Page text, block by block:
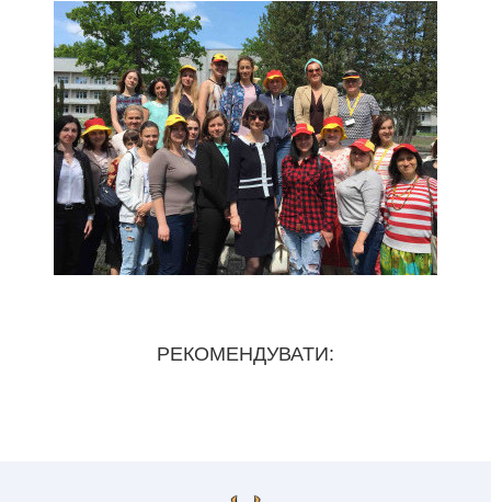
РЕКОМЕНДУВАТИ: